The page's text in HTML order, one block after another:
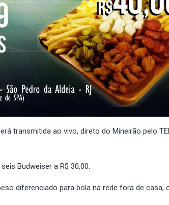
transmitida ao vivo, direto do Mineirão pelo
Budweiser a R$ 30,00.
diferenciado para bola na rede fora de casa,